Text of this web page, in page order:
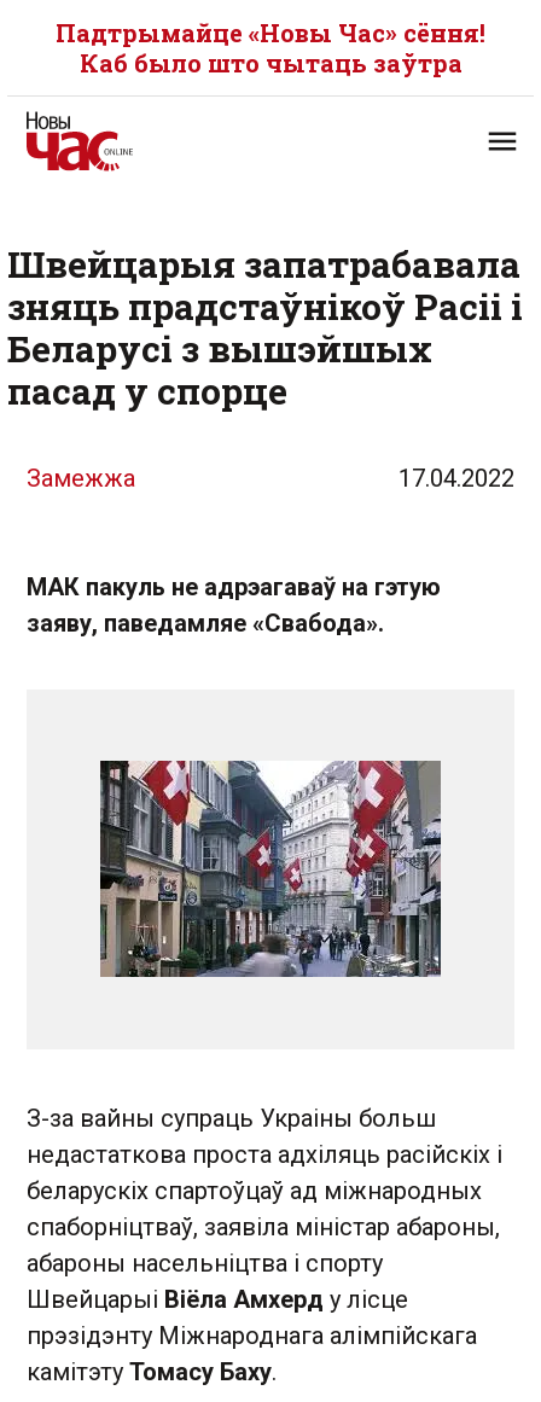
Падтрымайце «Новы Час» сёння!
Каб было што чытаць заўтра
Швейцарыя запатрабавала
зняць прадстаўнікоў Расіі і
Беларусі з вышэйшых
пасад у спорце
Замежжа 17.04.2022
МАК пакуль не адрэагаваў на гэтую
заяву, паведамляе «Свабода».
З-за вайны супраць Украіны больш
недастаткова проста адхіляць расійскіх і
беларускіх спартоўцаў ад міжнародных
спаборніцтваў, заявіла міністар абароны,
абароны насельніцтва і спорту
Швейцарыі Віёла Амхерд у лісце
прэзідэнту Міжнароднага алімпійскага
камітэту Томасу Баху.